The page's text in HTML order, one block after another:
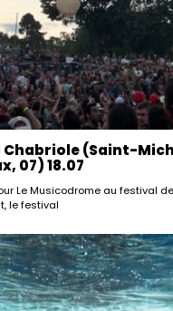
Chabriole (Saint-
07) 18.07
Le Musicodrome au festival
le festival